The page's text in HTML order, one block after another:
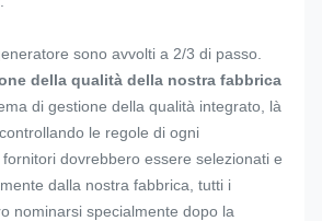
sono avvolti a 2/3 di passo.
della qualità della nostra fabbrica
di gestione della qualità integrato, là
le regole di ogni
dovrebbero essere selezionati e
dalla nostra fabbrica, tutti i
nominarsi specialmente dopo la